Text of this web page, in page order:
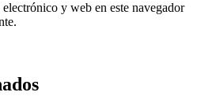
y web en este navegador